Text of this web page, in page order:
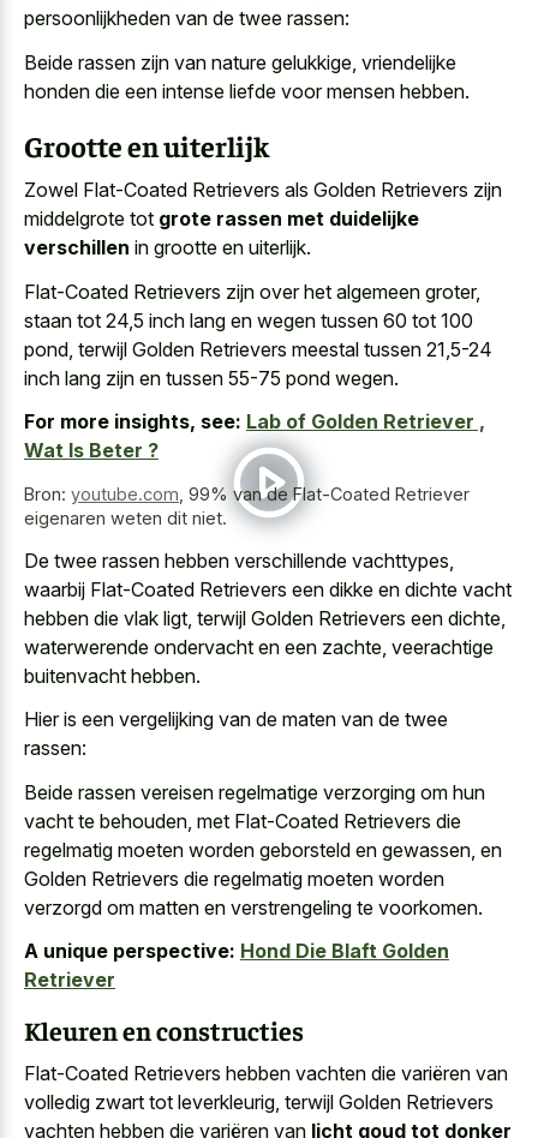
persoonlijkheden van de twee rassen:
Beide rassen zijn van nature gelukkige, vriendelijke
honden die een intense liefde voor mensen hebben.
Grootte en uiterlijk
Zowel Flat-Coated Retrievers als Golden Retrievers zijn
middelgrote tot grote rassen met duidelijke
verschillen in grootte en uiterlijk.
Flat-Coated Retrievers zijn over het algemeen groter,
staan tot 24,5 inch lang en wegen tussen 60 tot 100
pond, terwijl Golden Retrievers meestal tussen 21,5-24
inch lang zijn en tussen 55-75 pond wegen.
For more insights, see: Lab of Golden Retriever ,
Wat Is Beter ?
Bron: youtube.com 99% van de Flat-Coated Retriever
eigenaren weten dit niet.
De twee rassen hebben verschillende vachttypes,
waarbij Flat-Coated Retrievers een dikke en dichte vacht
hebben die vlak ligt , terwijl Golden Retrievers een dichte,
waterwerende ondervacht en een zachte, veerachtige
buitenvacht hebben.
Hier is een vergelijking van de maten van de twee
rassen:
Beide rassen vereisen regelmatige verzorging om hun
vacht te behouden, met Flat-Coated Retrievers die
regelmatig moeten worden geborsteld en gewassen, en
Golden Retrievers die regelmatig moeten worden
verzorgd om matten en verstrengeling te voorkomen.
A unique perspective: Hond Die Blaft Golden
Retriever
Kleuren en constructies
Flat-Coated Retrievers hebben vachten die variëren van
volledig zwart tot leverkleurig, terwijl Golden Retrievers
vachten hebben die variëren van licht goud tot donker